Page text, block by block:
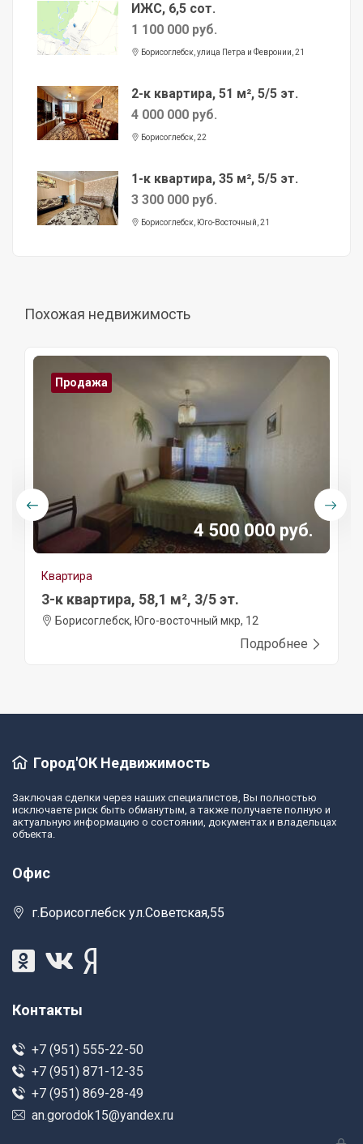
ИЖС, 6,5 сот.
1 100 000 руб.
Борисоглебск, улица Петра и Февронии, 21
2-к квартира, 51 м², 5/5 эт.
4 000 000 руб.
Борисоглебск, 22
1-к квартира, 35 м², 5/5 эт.
3 300 000 руб.
Борисоглебск, Юго-Восточный, 21
Похожая недвижимость
Продажа
4 500 000 руб.
Квартира
3-к квартира, 58,1 м², 3/5 эт.
Борисоглебск, Юго-восточный мкр, 12
Подробнее
Город'ОК Недвижимость
Заключая сделки через наших специалистов, Вы полностью
исключаете риск быть обманутым, а также получаете полную и
актуальную информацию о состоянии, документах и владельцах
объекта.
Офис
г.Борисоглебск ул.Советская,55
Контакты
+7 (951) 555-22-50
+7 (951) 871-12-35
+7 (951) 869-28-49
an.gorodok15@yandex.ru